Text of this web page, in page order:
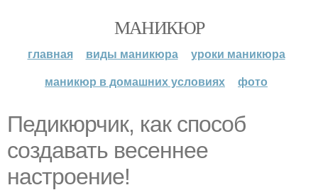
МАНИКЮР
главная виды маникюра
уроки маникюра
маникюр в домашних условиях
фото
Педикюрчик, как способ
создавать весеннее
настроение!